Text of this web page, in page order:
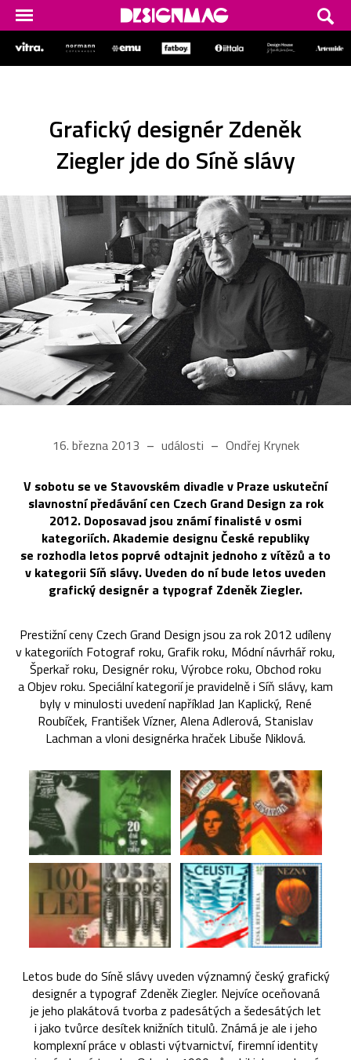
Grafický designér Zdeněk
Ziegler jde do Síně slávy
16. března 2013 události Ondřej Krynek
V sobotu se ve Stavovském divadle v Praze uskuteční
slavnostní předávání cen Czech Grand Design za rok
2012. Doposavad jsou známí finalisté v osmi
kategoriích. Akademie designu České republiky
se rozhodla letos poprvé odtajnit jednoho z vítězů a to
v kategorii Síň slávy. Uveden do ní bude letos uveden
grafický designér a typograf Zdeněk Ziegler.
Prestižní ceny Czech Grand Design jsou za rok 2012 udíleny
v kategoriích Fotograf roku, Grafik roku, Módní návrhář roku,
Šperkař roku, Designér roku, Výrobce roku, Obchod roku
a Objev roku. Speciální kategorií je pravidelně i Síň slávy, kam
byly v minulosti uvedení například Jan Kaplický, René
Roubíček, František Vízner, Alena Adlerová, Stanislav
Lachman a vloni designérka hraček Libuše Niklová.
Letos bude do Síně slávy uveden významný český grafický
designér a typograf Zdeněk Ziegler. Nejvíce oceňovaná
je jeho plakátová tvorba z padesátých a šedesátých let
i jako tvůrce desítek knižních titulů. Známá je ale i jeho
komplexní práce v oblasti výtvarnictví, firemní identity